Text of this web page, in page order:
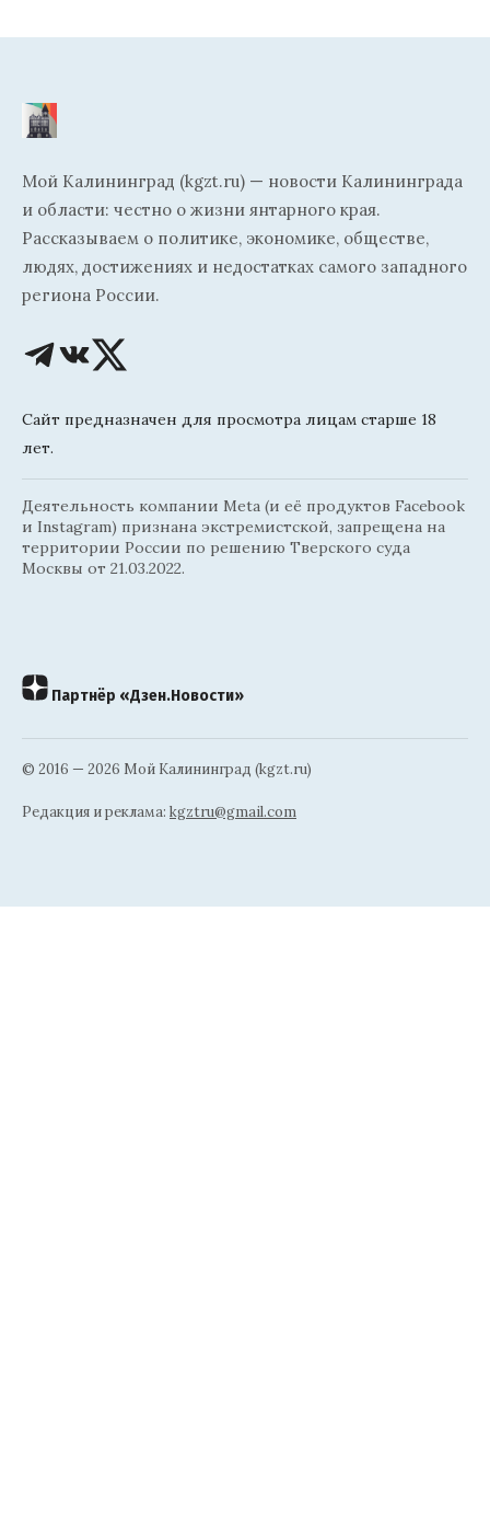
Мой Калининград (kgzt.ru) — новости Калининграда
и области: честно о жизни янтарного края.
Рассказываем о политике, экономике, обществе,
людях, достижениях и недостатках самого западного
региона России.
Сайт предназначен для просмотра лицам старше 18
лет.
Деятельность компании Meta (и её продуктов Facebook
и Instagram) признана экстремистской, запрещена на
территории России по решению Тверского суда
Москвы от 21.03.2022.
Партнёр «Дзен.Новости»
© 2016 — 2026 Мой Калининград (kgzt.ru)
Редакция и реклама: kgztru@gmail.com